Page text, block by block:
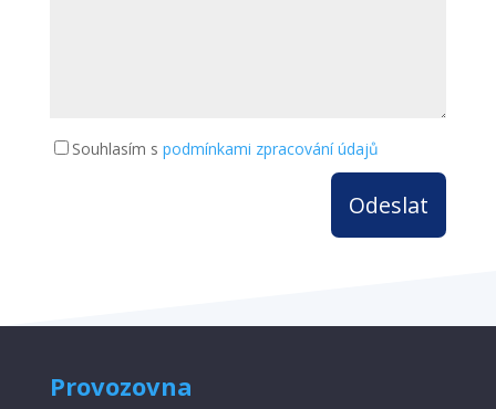
Souhlasím spodmínkami zpracování údajů
Provozovna